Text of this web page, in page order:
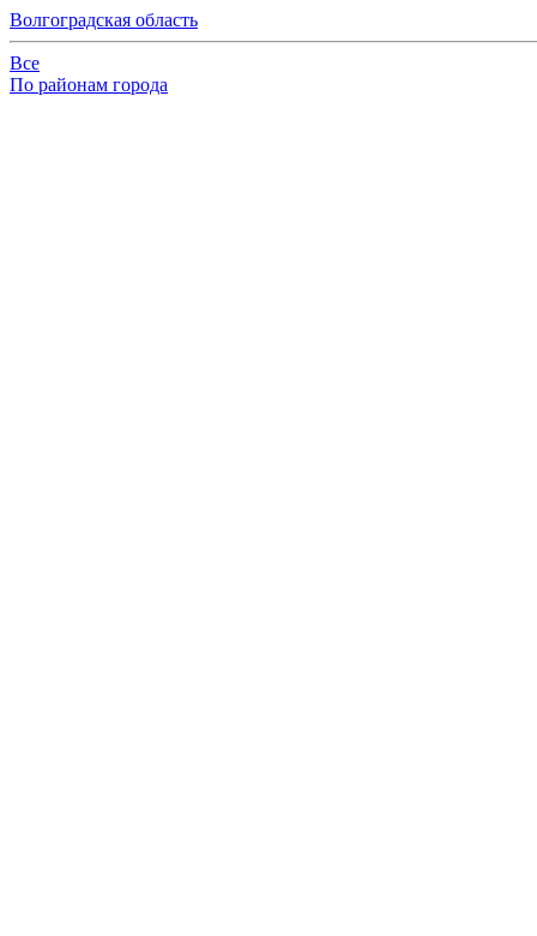
Волгоградская область
Все
По районам города